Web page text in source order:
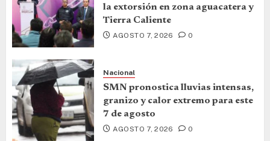
la extorsión en zona aguacatera y
Tierra Caliente
AGOSTO 7, 2026 0
Nacional
SMN pronostica lluvias intensas,
granizo y calor extremo para este
7 de agosto
AGOSTO 7, 2026 0